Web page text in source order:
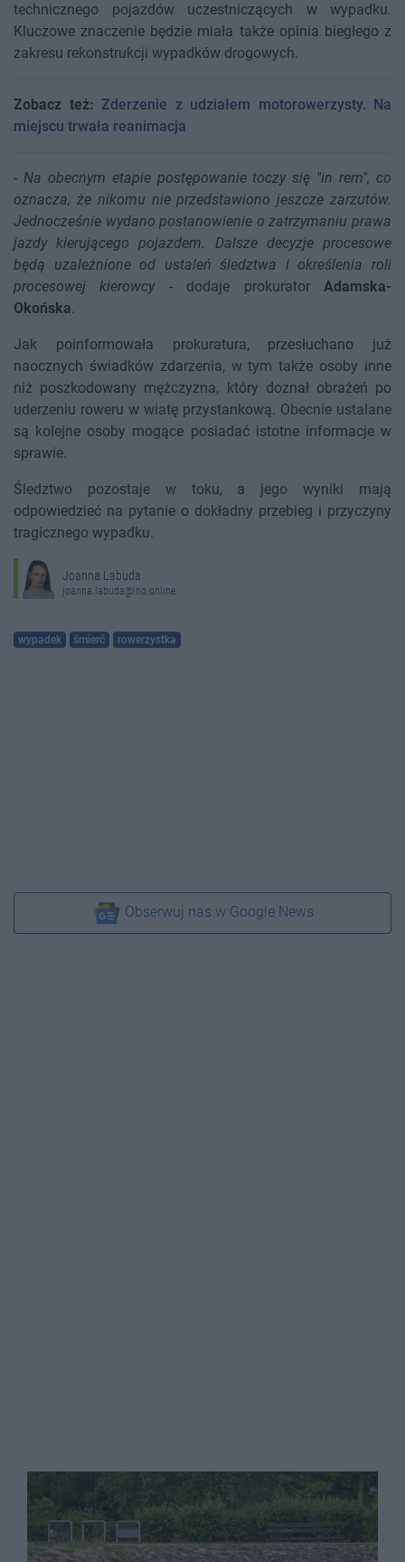
technicznego pojazdów uczestniczących w wypadku.
Kluczowe znaczenie będzie miała także opinia biegłego z
zakresu rekonstrukcji wypadków drogowych.
Zobacz też: Zderzenie z udziałem motorowerzysty. Na
miejscu trwała reanimacja
- Na obecnym etapie postępowanie toczy się "in rem", co
oznacza, że nikomu nie przedstawiono jeszcze zarzutów.
Jednocześnie wydano postanowienie o zatrzymaniu prawa
jazdy kierującego pojazdem. Dalsze decyzje procesowe
będą uzależnione od ustaleń śledztwa i określenia roli
procesowej kierowcy- dodaje prokuratorAdamska-
Okońska.
Jak poinformowała prokuratura, przesłuchano już
naocznych świadków zdarzenia, w tym także osoby inne
niż poszkodowany mężczyzna, który doznał obrażeń po
uderzeniu roweru w wiatę przystankową. Obecnie ustalane
są kolejne osoby mogące posiadać istotne informacje w
sprawie.
Śledztwo pozostaje w toku, a jego wyniki mają
odpowiedzieć na pytanie o dokładny przebieg i przyczyny
tragicznego wypadku.
Joanna Labuda
joanna.labuda@ino.online
wypadek śmierć rowerzystka
Obserwuj nas w Google News